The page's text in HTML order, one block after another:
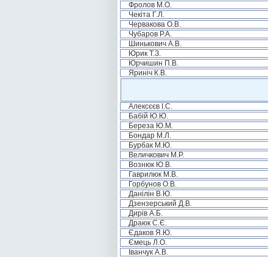
Фролов М.О.
Чекіта Г.Л.
Червакова О.В.
Чубаров Р.А.
Шинькович А.В.
Юрик Т.З.
Юрчишин П.В.
Яриніч К.В.
Алексєєв І.С.
Бабій Ю.Ю.
Береза Ю.М.
Бондар М.Л.
Бурбак М.Ю.
Величкович М.Р.
Вознюк Ю.В.
Гаврилюк М.В.
Горбунов О.В.
Данілін В.Ю.
Дзензерський Д.В.
Дирів А.Б.
Драюк С.Є.
Єдаков Я.Ю.
Ємець Л.О.
Іванчук А.В.